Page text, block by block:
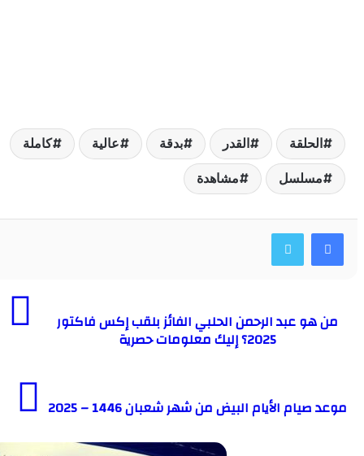
القدر بدقة عالية كاملة
مشاهدة
عبد الرحمن الحلبي الفائز بلقب إكس فاكتور
الأيام البيض من شهر شعبان 1446 – 2025